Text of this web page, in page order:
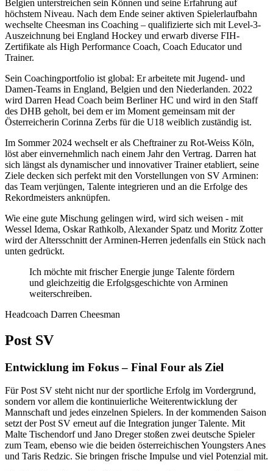
Belgien unterstreichen sein Können und seine Erfahrung auf
höchstem Niveau. Nach dem Ende seiner aktiven Spielerlaufbahn
wechselte Cheesman ins Coaching – qualifizierte sich mit Level-3-
Auszeichnung bei England Hockey und erwarb diverse FIH-
Zertifikate als High Performance Coach, Coach Educator und
Trainer.
Sein Coachingportfolio ist global: Er arbeitete mit Jugend- und
Damen-Teams in England, Belgien und den Niederlanden. 2022
wird Darren Head Coach beim Berliner HC und wird in den Staff
des DHB geholt, bei dem er im Moment gemeinsam mit der
Österreicherin Corinna Zerbs für die U18 weiblich zuständig ist.
Im Sommer 2024 wechselt er als Cheftrainer zu Rot-Weiss Köln,
löst aber einvernehmlich nach einem Jahr den Vertrag. Darren hat
sich längst als dynamischer und innovativer Trainer etabliert, seine
Ziele decken sich perfekt mit den Vorstellungen von SV Arminen:
das Team verjüngen, Talente integrieren und an die Erfolge des
Rekordmeisters anknüpfen.
Wie eine gute Mischung gelingen wird, wird sich weisen - mit
Wessel Idema, Oskar Rathkolb, Alexander Spatz und Moritz Zotter
wird der Altersschnitt der Arminen-Herren jedenfalls ein Stück nach
unten gedrückt.
Ich möchte mit frischer Energie junge Talente fördern
und gleichzeitig die Erfolgsgeschichte von Arminen
weiterschreiben.
Headcoach Darren Cheesman
Post SV
Entwicklung im Fokus – Final Four als Ziel
Für Post SV steht nicht nur der sportliche Erfolg im Vordergrund,
sondern vor allem die kontinuierliche Weiterentwicklung der
Mannschaft und jedes einzelnen Spielers. In der kommenden Saison
setzt der Post SV erneut auf die Integration junger Talente. Mit
Malte Tischendorf und Jano Dreger stoßen zwei deutsche Spieler
zum Team, ebenso wie die beiden österreichischen Youngsters Anes
und Taris Redzic. Sie bringen frische Impulse und viel Potenzial mit.